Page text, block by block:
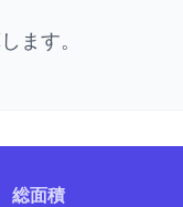
ます。
総面積